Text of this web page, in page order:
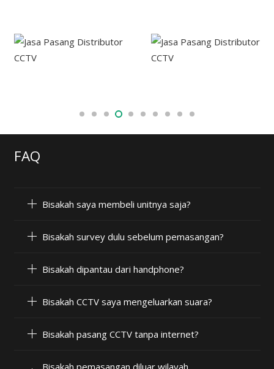
FAQ
Bisakah saya membeli unitnya saja?
Bisakah survey dulu sebelum pemasangan?
Bisakah dipantau dari handphone?
Bisakah CCTV saya mengeluarkan suara?
Bisakah pasang CCTV tanpa internet?
Bisakah pemasangan diluar wilayah